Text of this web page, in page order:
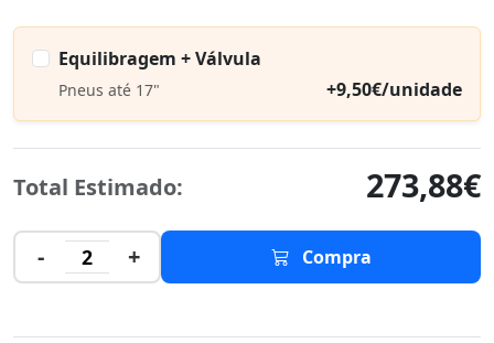
Equilibragem + Válvula
Pneus até 17" +9,50€/unidade
Total Estimado: 273,88€
- 2 + Compra